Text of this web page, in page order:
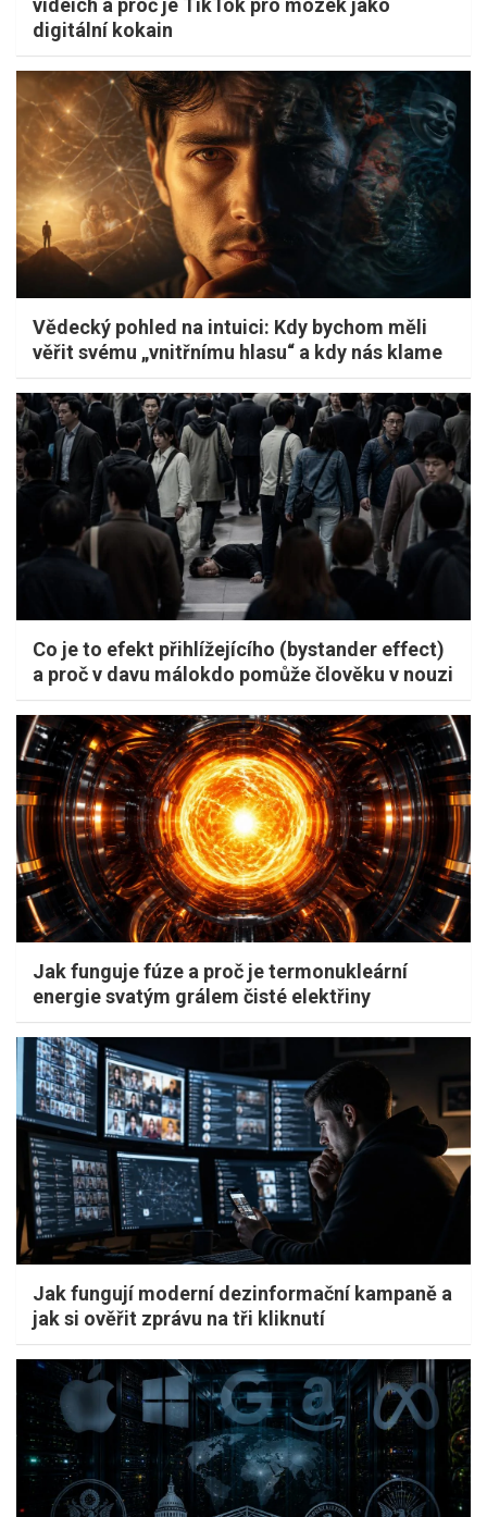
digitální kokain
Vědecký pohled na intuici: Kdy bychom měli
věřit svému „vnitřnímu hlasu“ a kdy nás klame
Co je to efekt přihlížejícího (bystander effect)
a proč v davu málokdo pomůže člověku v nouzi
Jak funguje fúze a proč je termonukleární
energie svatým grálem čisté elektřiny
Jak fungují moderní dezinformační kampaně a
jak si ověřit zprávu na tři kliknutí